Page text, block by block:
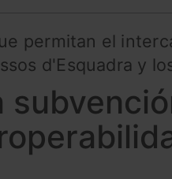
permitan el
d'Esquadra y